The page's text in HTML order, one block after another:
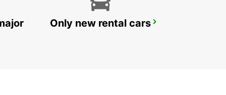
FALUN TRAIN STATIONOnly new rental cars